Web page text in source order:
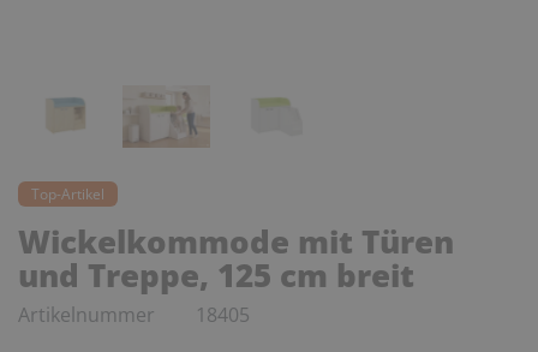
Top-Artikel
Wickelkommode mit Türen
und Treppe, 125 cm breit
Artikelnummer 18405